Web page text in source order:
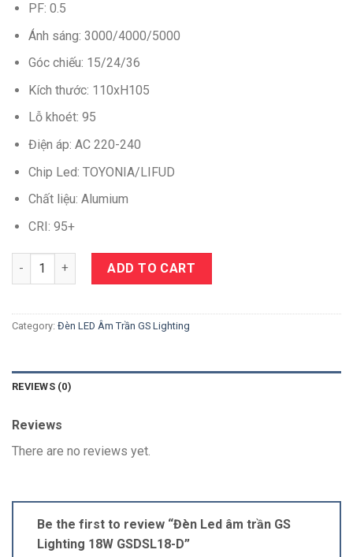
PF: 0.5
Ánh sáng: 3000/4000/5000
Góc chiếu: 15/24/36
Kích thước: 110xH105
Lỗ khoét: 95
Điện áp: AC 220-240
Chip Led: TOYONIA/LIFUD
Chất liệu: Alumium
CRI: 95+
Quantity ADD TO CART
Category: Đèn LED Âm Trần GS Lighting
REVIEWS (0)
Reviews
There are no reviews yet.
Be the first to review “Đèn Led âm trần GS
Lighting 18W GSDSL18-D”